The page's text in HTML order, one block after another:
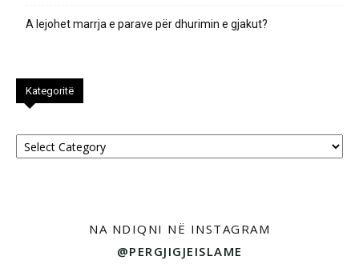
A lejohet marrja e parave për dhurimin e gjakut?
Kategoritë
Kategoritë
NA NDIQNI NË INSTAGRAM
@PERGJIGJEISLAME